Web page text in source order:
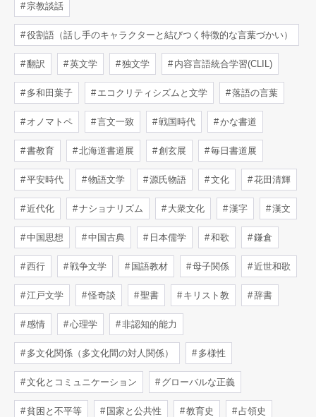
宗教談話
役割語（話し手のキャラクターと結びつく特徴的な言葉づかい）
翻訳 英文学 独文学 内容言語統合学習(CLIL)
多和田葉子 エコクリティシズムと文学 落語の言葉
オノマトペ 言文一致 戦国時代 かな書道
書教育 北海道書道展 創玄展 毎日書道展
平安時代 物語文学 源氏物語 文化 花田清輝
近代化 ナショナリズム 大衆文化 漢字 漢文
中国思想 中国古典 日本儒学 和歌 鎌倉
西行 戦争文学 国語教材 母子関係 近世和歌
江戸文学 怪奇談 聖書 キリスト教 辞書
感情 心理学 非認知的能力
多文化関係（多文化間の対人関係） 多様性
文化とコミュニケーション グローバルな正義
貧困と不平等 国家と公共性 教育史 占領史